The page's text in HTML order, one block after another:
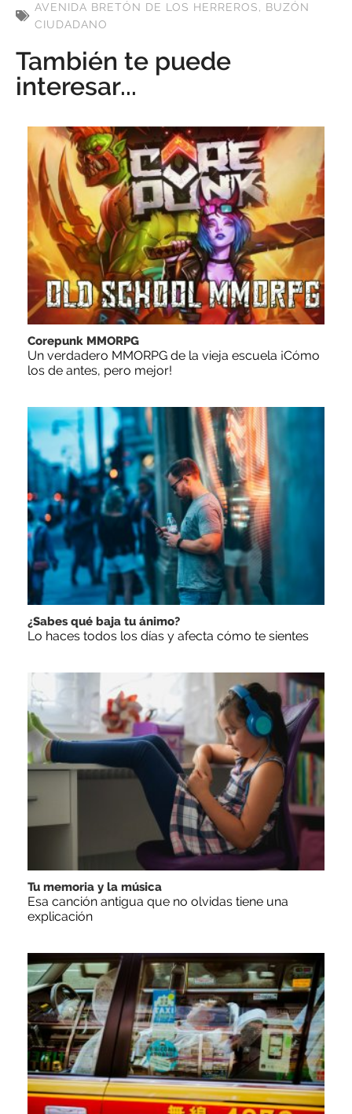
AVENIDA BRETÓN DE LOS HERREROS, BUZÓN
CIUDADANO
También te puede
interesar...
Corepunk MMORPG
Un verdadero MMORPG de la vieja escuela ¡Cómo
los de antes, pero mejor!
¿Sabes qué baja tu ánimo?
Lo haces todos los días y afecta cómo te sientes
Tu memoria y la música
Esa canción antigua que no olvidas tiene una
explicación